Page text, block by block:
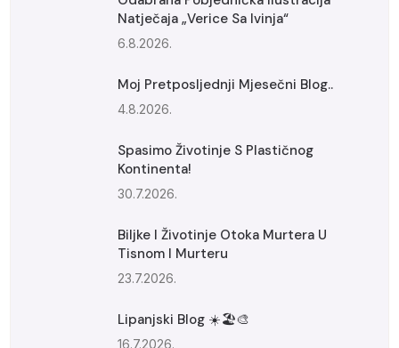
Natječaja „Verice Sa Ivinja“
6.8.2026.
Moj Pretposljednji Mjesečni Blog..
4.8.2026.
Spasimo Životinje S Plastičnog
Kontinenta!
30.7.2026.
Biljke I Životinje Otoka Murtera U
Tisnom I Murteru
23.7.2026.
Lipanjski Blog ☀️🏖️🎨
16.7.2026.